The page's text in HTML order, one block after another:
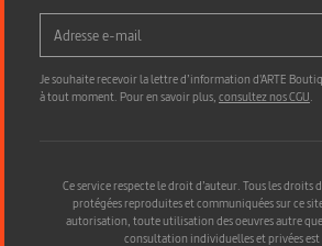
Je souhaite recevoir la lettre d’information d'ARTE
à tout moment. Pour en savoir plus,consultez nos CGU.
Ce service respecte le droit d’auteur. Tous les droits
protégées reproduites et communiquées sur ce
autorisation, toute utilisation des oeuvres autre
consultation individuelles et privées